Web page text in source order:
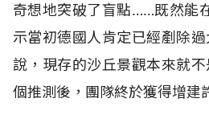
奇想地突破了盲點……既然能
示當初德國人肯定已經剷除
說，現存的沙丘景觀本來就
個推測後，團隊終於獲得增建